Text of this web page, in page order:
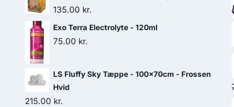
135.00 kr.
Exo Terra Electrolyte - 120ml
75.00 kr.
LS Fluffy Sky Tæppe - 100x70cm - Frossen
Hvid
215.00 kr.